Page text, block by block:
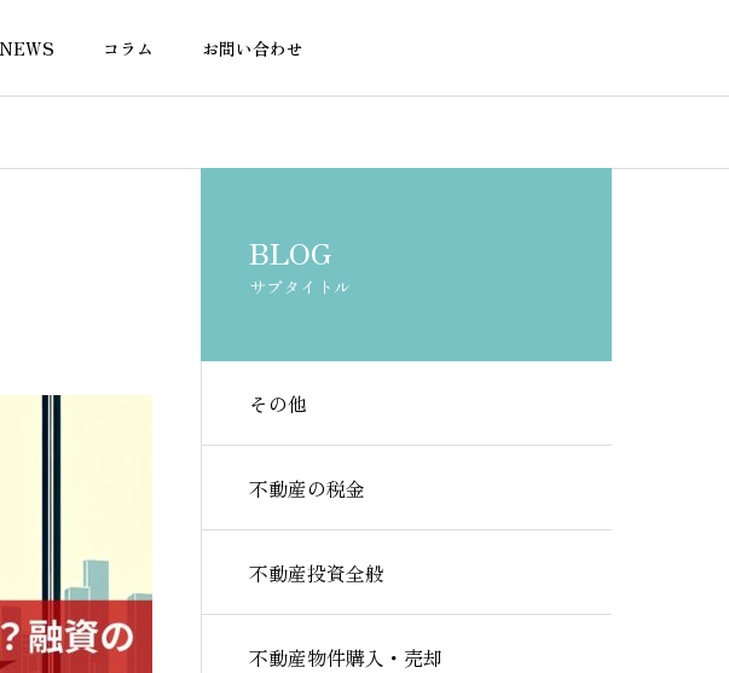
NEWS コラム お問い合わせ
賃貸で盗聴器・隠しカメラを
不動産屋に断
BLOG
サブタイトル
その他
不動産の税金
不動産投資全般
不動産物件購入・売却